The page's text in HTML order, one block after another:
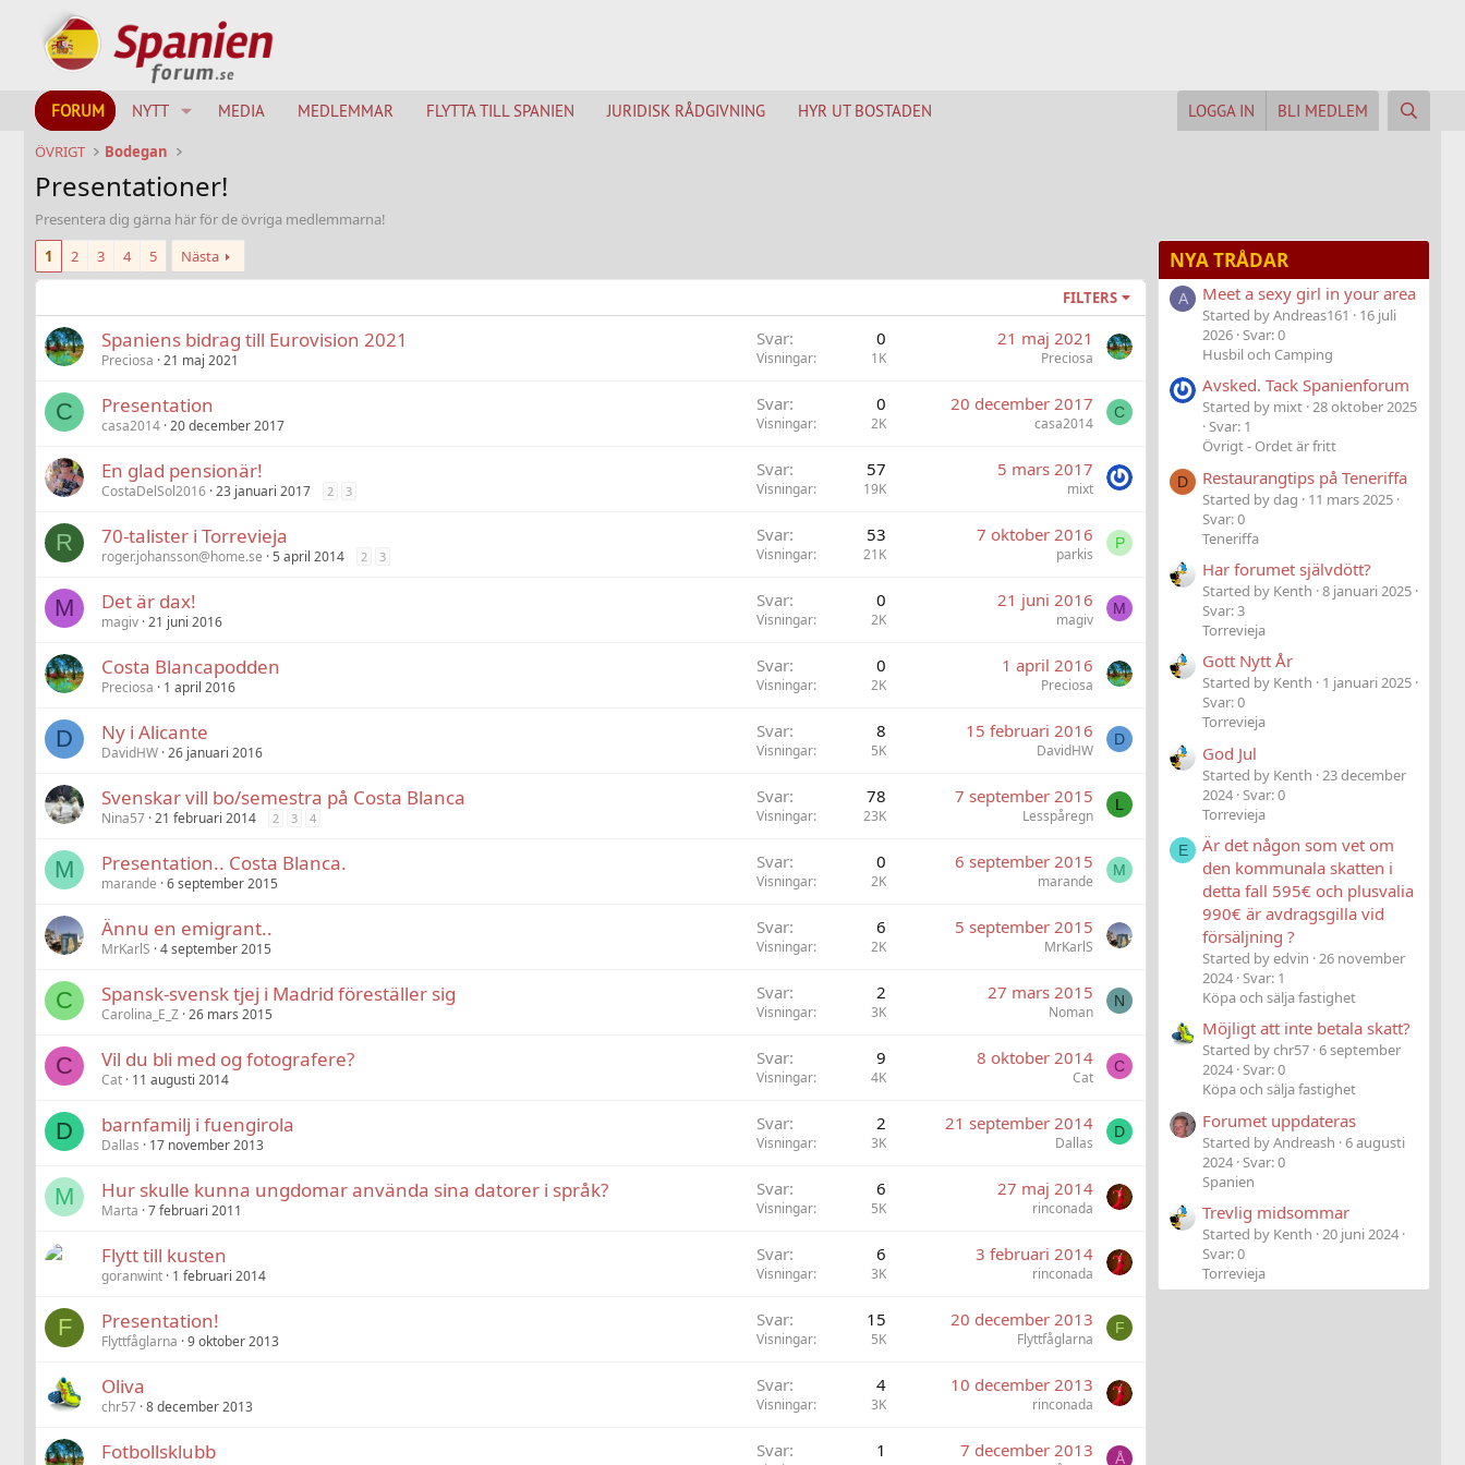
FORUM NYTT MEDIA MEDLEMMAR FLYTTA TILL SPANIEN JURIDISK RÅDGIVNING HYR UT BOSTADEN LOGGA IN BLI MEDLEM
ÖVRIGT Bodegan
Presentationer!
Presentera dig gärna här för de övriga medlemmarna!
1
2 3 4 5 Nästa
FILTERS
Spaniens bidrag till Eurovision 2021
Preciosa 21 maj 2021
Svar 0
Visningar 1K
21 maj 2021
Preciosa
C Presentation
casa2014 20 december 2017
Svar 0
Visningar 2K
20 december 2017
casa2014
C
En glad pensionär!
CostaDelSol2016 23 januari 2017 2 3
Svar 57
Visningar 19K
5 mars 2017
mixt
R 70-talister i Torrevieja
roger.johansson@home.se 5 april 2014 2 3
Svar 53
Visningar 21K
7 oktober 2016
parkis
P
M Det är dax!
magiv 21 juni 2016
Svar 0
Visningar 2K
21 juni 2016
magiv
M
Costa Blancapodden
Preciosa 1 april 2016
Svar 0
Visningar 2K
1 april 2016
Preciosa
D Ny i Alicante
DavidHW 26 januari 2016
Svar 8
Visningar 5K
15 februari 2016
DavidHW
D
Svenskar vill bo/semestra på Costa Blanca
Nina57 21 februari 2014 2 3 4
Svar 78
Visningar 23K
7 september 2015
Lesspåregn
L
M Presentation.. Costa Blanca.
marande 6 september 2015
Svar 0
Visningar 2K
6 september 2015
marande
M
Ännu en emigrant..
MrKarlS 4 september 2015
Svar 6
Visningar 2K
5 september 2015
MrKarlS
C Spansk-svensk tjej i Madrid föreställer sig
Carolina_E_Z 26 mars 2015
Svar 2
Visningar 3K
27 mars 2015
Noman
N
C Vil du bli med og fotografere?
Cat 11 augusti 2014
Svar 9
Visningar 4K
8 oktober 2014
Cat
C
D barnfamilj i fuengirola
Dallas 17 november 2013
Svar 2
Visningar 3K
21 september 2014
Dallas
D
M Hur skulle kunna ungdomar använda sina datorer i språk?
Marta 7 februari 2011
Svar 6
Visningar 5K
27 maj 2014
rinconada
Flytt till kusten
goranwint 1 februari 2014
Svar 6
Visningar 3K
3 februari 2014
rinconada
F Presentation!
Flyttfåglarna 9 oktober 2013
Svar 15
Visningar 5K
20 december 2013
Flyttfåglarna
F
Oliva
chr57 8 december 2013
Svar 4
Visningar 3K
10 december 2013
rinconada
Fotbollsklubb Svar 1 7 december 2013 Å
NYA TRÅDAR
A Meet a sexy girl in your area
Started by Andreas161
16 juli
2026 Svar: 0
Husbil och Camping
Avsked. Tack Spanienforum
Started by mixt 28 oktober 2025
Svar: 1
Övrigt - Ordet är fritt
D Restaurangtips på Teneriffa
Started by dag
11 mars 2025
Svar: 0
Teneriffa
Har forumet självdött?
Started by Kenth 8 januari 2025
Svar: 3
Torrevieja
Gott Nytt År
Started by Kenth
1 januari 2025
Svar: 0
Torrevieja
God Jul
Started by Kenth 23 december
2024 Svar: 0
Torrevieja
E
Är det någon som vet om
den kommunala skatten i
detta fall 595€ och plusvalia
990€ är avdragsgilla vid
försäljning ?
Started by edvin 26 november
2024 Svar: 1
Köpa och sälja fastighet
Möjligt att inte betala skatt?
Started by chr57 6 september
2024 Svar: 0
Köpa och sälja fastighet
Forumet uppdateras
Started by Andreash 6 augusti
2024 Svar: 0
Spanien
Trevlig midsommar
Started by Kenth 20 juni 2024
Svar: 0
Torrevieja